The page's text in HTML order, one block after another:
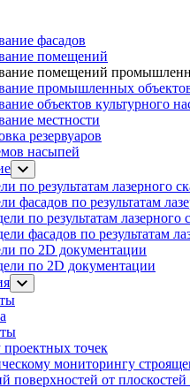
фасадов
помещений
помещений
промышленных
объектов культурного
местности
резервуаров
насы​​пей
по результатам лазерного
фасадов по результатам
по результатам лазерного
фасадов по результатам
по 2D документации
по 2D документации
точек
мониторингу
поверхностей от